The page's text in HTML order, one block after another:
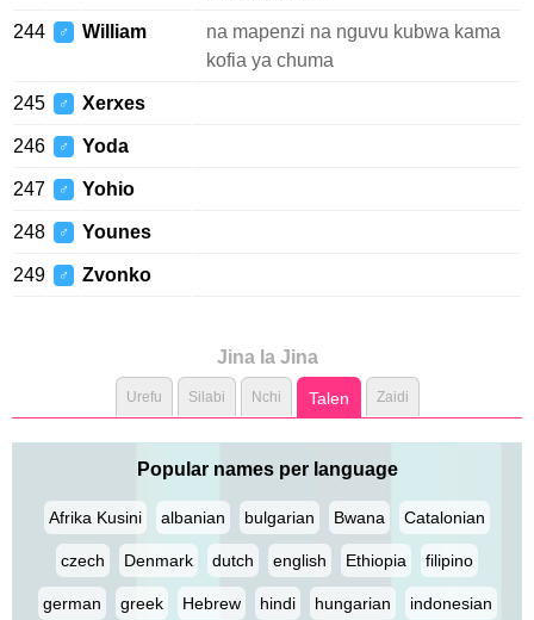
244 ♂ William
na mapenzi na nguvu kubwa kama
kofia ya chuma
245 ♂ Xerxes
246 ♂ Yoda
247 ♂ Yohio
248 ♂ Younes
249 ♂ Zvonko
Jina la Jina
Urefu Silabi Nchi Talen Zaidi
Popular names per language
Afrika Kusini albanian bulgarian Bwana Catalonian
czech Denmark dutch english Ethiopia filipino
german greek Hebrew hindi hungarian indonesian